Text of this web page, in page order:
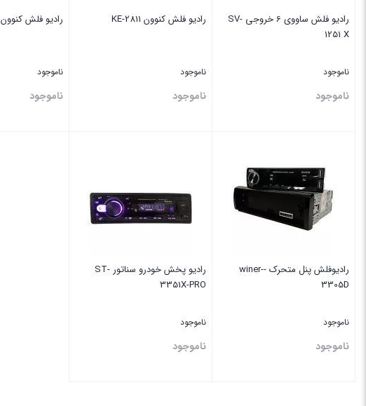
رادیو فلش ساووی 6 خروجی SV-
1251 X
ناموجود
ناموجود
رادیو فلش کنوون KE-2811
ناموجود
ناموجود
رادیو فلش کنوون KE-2812
ناموجود
ناموجود
رادیوفلش پنل متحرک -winer-
3305D
ناموجود
ناموجود
رادیو پخش خودرو سناتور ST-
3351X-PRO
ناموجود
ناموجود